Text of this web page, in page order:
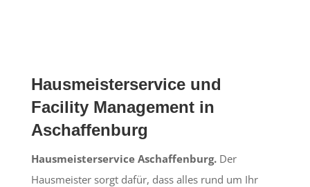
Hausmeisterservice und
Facility Management in
Aschaffenburg
Hausmeisterservice Aschaffenburg.Der
Hausmeister sorgt dafür, dass alles rund um Ihr